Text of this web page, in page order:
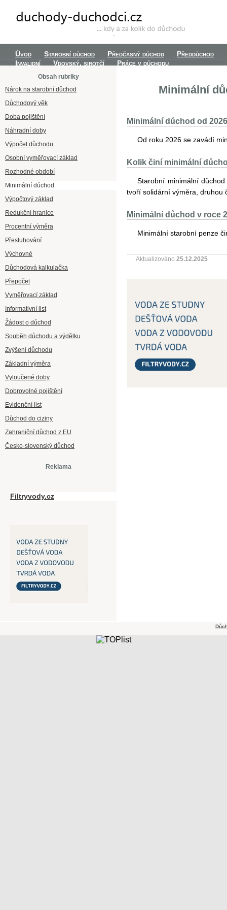
Úvod Starobní důchod Předčasný důchod
Předdůchod
Invalidní
Vdovský, sirotčí Práce v důchodu
Obsah rubriky
Nárok na starobní důchod
Důchodový věk
Doba pojištění
Náhradní doby
Výpočet důchodu
Osobní vyměřovací základ
Rozhodné období
Minimální důchod
Výpočtový základ
Redukční hranice
Procentní výměra
Přesluhování
Výchovné
Důchodová kalkulačka
Přepočet
Vyměřovací základ
Informativní list
Žádost o důchod
Souběh důchodu a výdělku
Zvýšení důchodu
Základní výměra
Vyloučené doby
Dobrovolné pojištění
Evidenční list
Důchod do ciziny
Zahraniční důchod z EU
Česko-slovenský důchod
Reklama
Filtryvody.cz
Minimální
Minimální důchod od 2026
Od roku 2026 se zavádí
Kolik činí minimální
Starobní minimální
tvoří solidární výměra, druhou
Minimální důchod v roce
Minimální starobní penze
Aktualizováno 25.12.2025